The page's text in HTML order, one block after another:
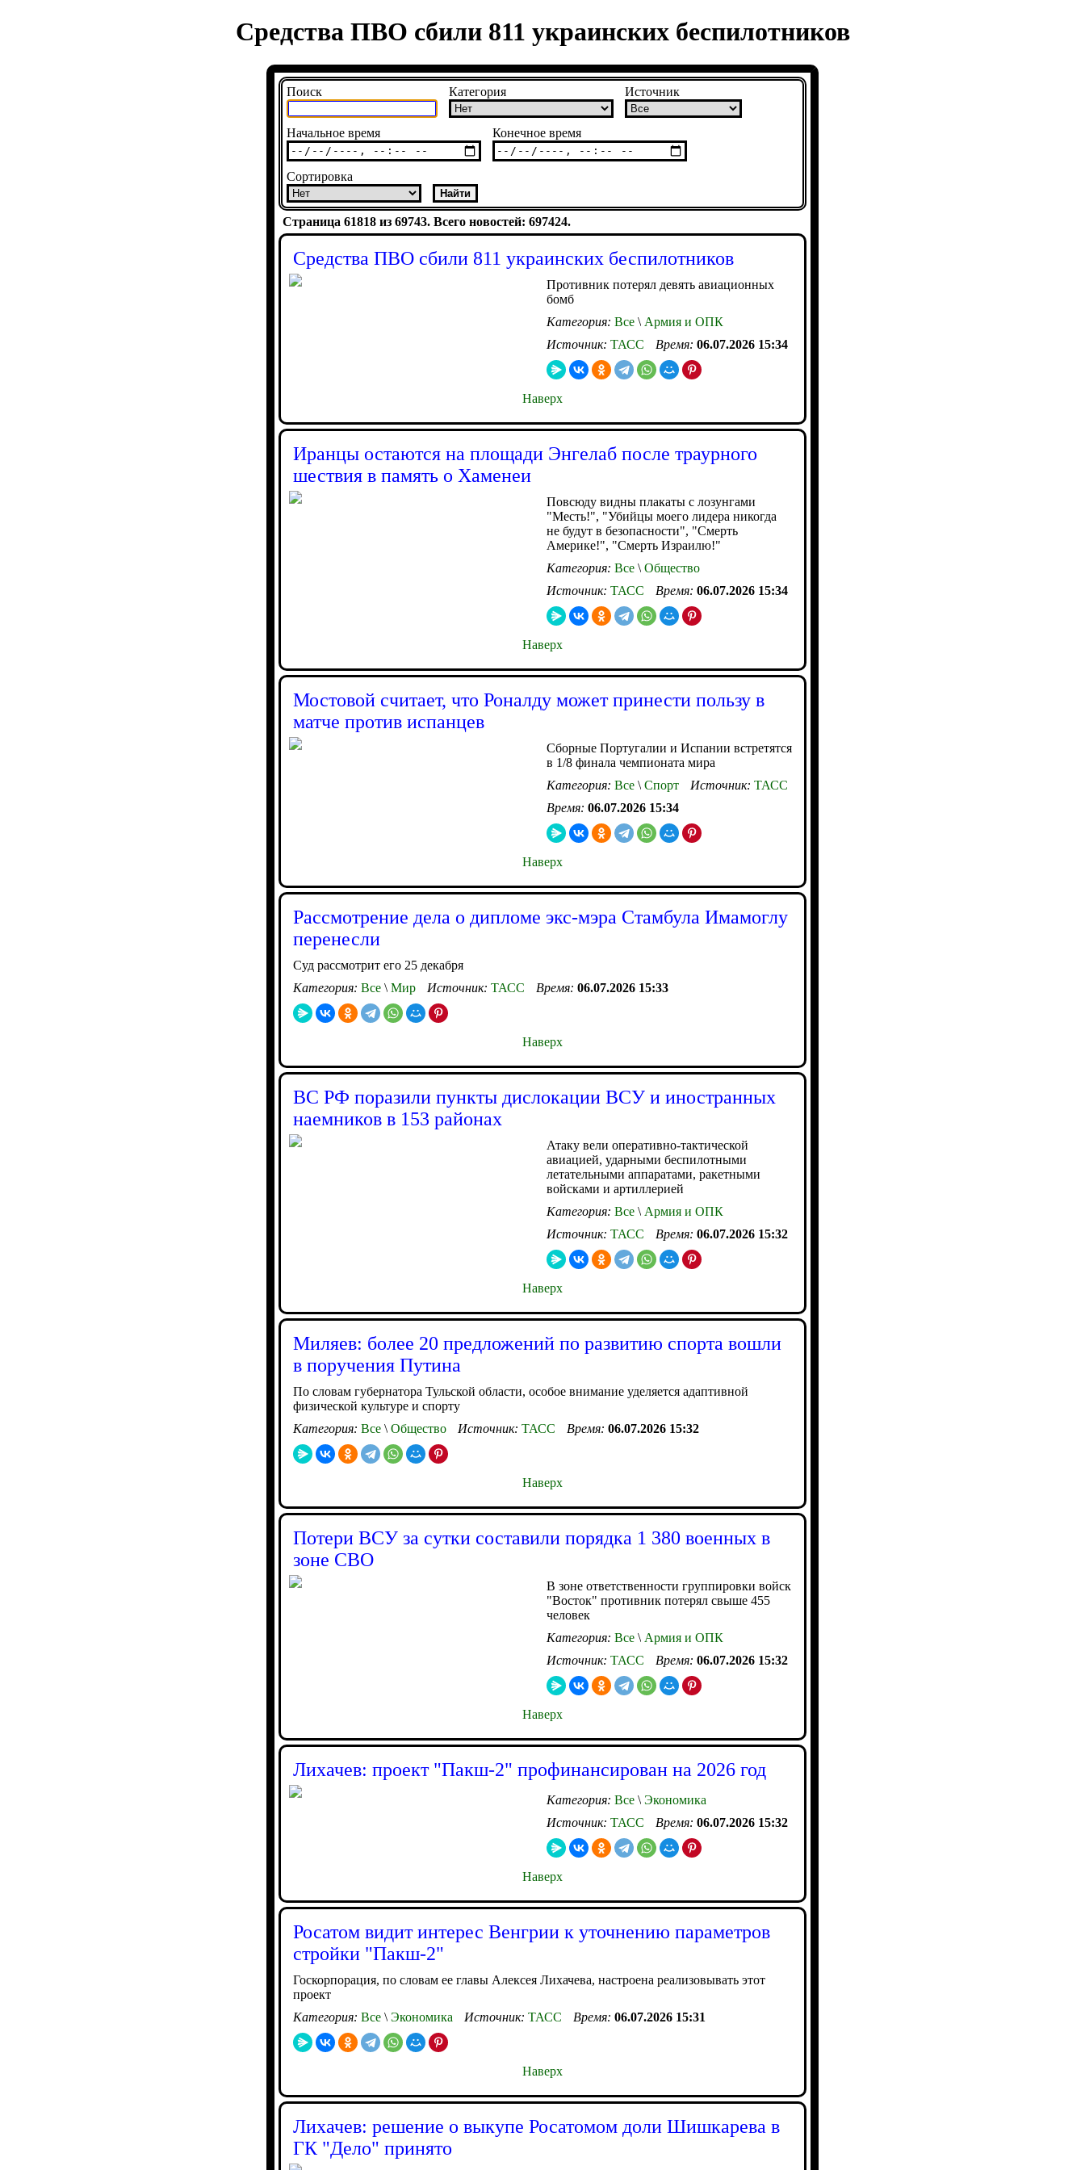
Средства ПВО сбили 811 украинских беспилотников
Поиск Категория Источник
Начальное время Конечное время
Сортировка
Страница 61818 из 69743. Всего новостей: 697424.
Средства ПВО сбили 811 украинских беспилотников
Противник потерял девять авиационных
бомб
Категория: Все \ Армия и ОПК
Источник: ТАСС Время: 06.07.2026 15:34
Наверх
Иранцы остаются на площади Энгелаб после траурного
шествия в память о Хаменеи
Повсюду видны плакаты с лозунгами
"Месть!", "Убийцы моего лидера никогда
не будут в безопасности", "Смерть
Америке!", "Смерть Израилю!"
Категория: Все \ Общество
Источник: ТАСС Время: 06.07.2026 15:34
Наверх
Мостовой считает, что Роналду может принести пользу в
матче против испанцев
Сборные Португалии и Испании встретятся
в 1/8 финала чемпионата мира
Категория: Все \ Спорт Источник: ТАСС
Время: 06.07.2026 15:34
Наверх
Рассмотрение дела о дипломе экс-мэра Стамбула Имамоглу
перенесли
Суд рассмотрит его 25 декабря
Категория: Все \ Мир Источник: ТАСС Время: 06.07.2026 15:33
Наверх
ВС РФ поразили пункты дислокации ВСУ и иностранных
наемников в 153 районах
Атаку вели оперативно-тактической
авиацией, ударными беспилотными
летательными аппаратами, ракетными
войсками и артиллерией
Категория: Все \ Армия и ОПК
Источник: ТАСС Время: 06.07.2026 15:32
Наверх
Миляев: более 20 предложений по развитию спорта вошли
в поручения Путина
По словам губернатора Тульской области, особое внимание уделяется адаптивной
физической культуре и спорту
Категория: Все \ Общество Источник: ТАСС Время: 06.07.2026 15:32
Наверх
Потери ВСУ за сутки составили порядка 1 380 военных в
зоне СВО
В зоне ответственности группировки войск
"Восток" противник потерял свыше 455
человек
Категория: Все \ Армия и ОПК
Источник: ТАСС Время: 06.07.2026 15:32
Наверх
Лихачев: проект "Пакш-2" профинансирован на 2026 год
Категория: Все \ Экономика
Источник: ТАСС Время: 06.07.2026 15:32
Наверх
Росатом видит интерес Венгрии к уточнению параметров
стройки "Пакш-2"
Госкорпорация, по словам ее главы Алексея Лихачева, настроена реализовывать этот
проект
Категория: Все \ Экономика Источник: ТАСС Время: 06.07.2026 15:31
Наверх
Лихачев: решение о выкупе Росатомом доли Шишкарева в
ГК "Дело" принято